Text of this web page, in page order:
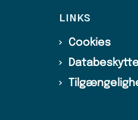
LINKS
Cookies